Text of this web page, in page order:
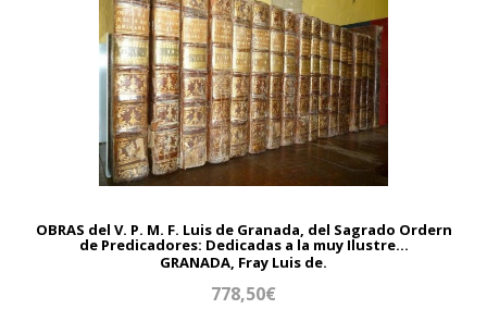
OBRAS del V. P. M. F. Luis de Granada, del Sagrado Ordern
de Predicadores: Dedicadas a la muy Ilustre...
GRANADA, Fray Luis de.
778,50€